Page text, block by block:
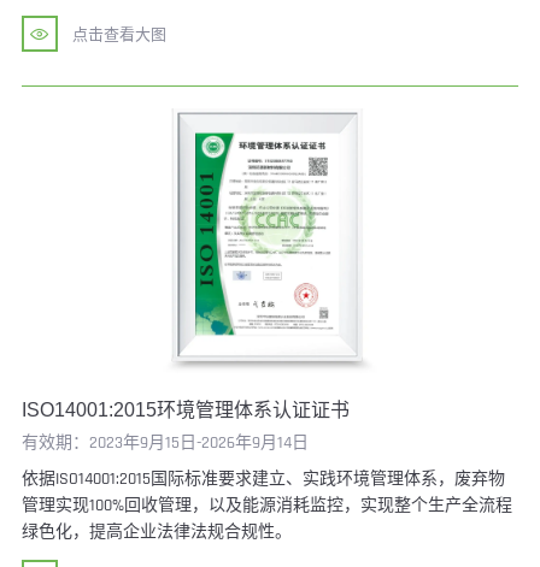
点击查看大图
ISO14001:2015环境管理体系认证证书
有效期：2023年9月15日-2026年9月14日
依据ISO14001:2015国际标准要求建立、实践环境管理体系，废弃物
管理实现100%回收管理，以及能源消耗监控，实现整个生产全流程
绿色化，提高企业法律法规合规性。